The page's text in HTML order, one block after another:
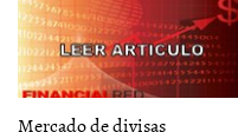
Mercado de divisas